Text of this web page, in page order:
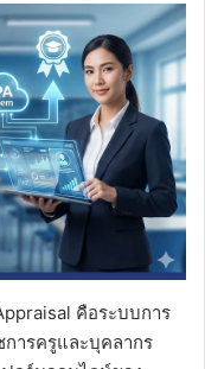
คือระบบการ
ารครูและบุคลากร